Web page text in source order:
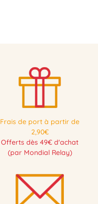
Frais de port à partir de
2,90€
Offerts dès 49€ d'achat
(par Mondial Relay)